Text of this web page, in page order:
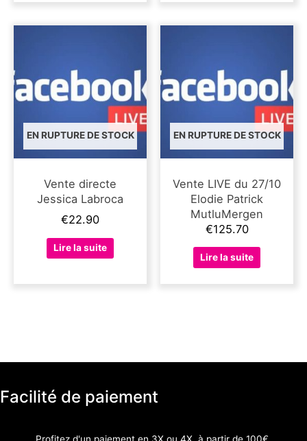
EN RUPTURE DE STOCK
Vente directe
Jessica Labroca
€22.90
Lire la suite
EN RUPTURE DE STOCK
Vente LIVE du 27/10
Elodie Patrick
MutluMergen
€125.70
Lire la suite
Facilité de paiement
Profitez d'un paiement en 3X ou 4X, à partir de 100€.